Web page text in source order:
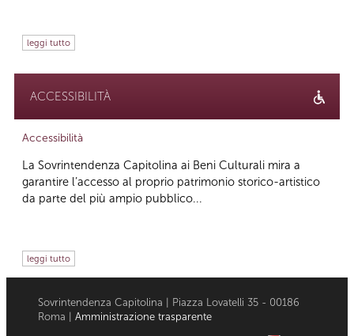
leggi tutto
ACCESSIBILITÀ
Accessibilità
La Sovrintendenza Capitolina ai Beni Culturali mira a
garantire l’accesso al proprio patrimonio storico-artistico
da parte del più ampio pubblico...
leggi tutto
Sovrintendenza Capitolina | Piazza Lovatelli 35 - 00186
Roma | Amministrazione trasparente